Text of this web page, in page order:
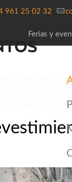
961 25 02 32
Ferias y